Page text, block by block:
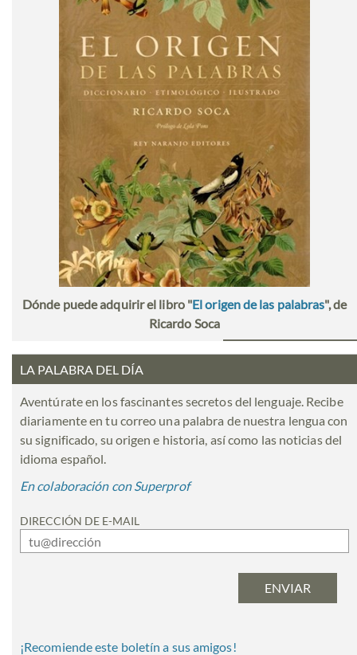
Dónde puede adquirir el libro "El origen de las palabras", de
Ricardo Soca
LA PALABRA DEL DÍA
Aventúrate en los fascinantes secretos del lenguaje. Recibe
diariamente en tu correo una palabra de nuestra lengua con
su significado, su origen e historia, así como las noticias del
idioma español.
En colaboración con Superprof
DIRECCIÓN DE E-MAIL
¡Recomiende este boletín a sus amigos!